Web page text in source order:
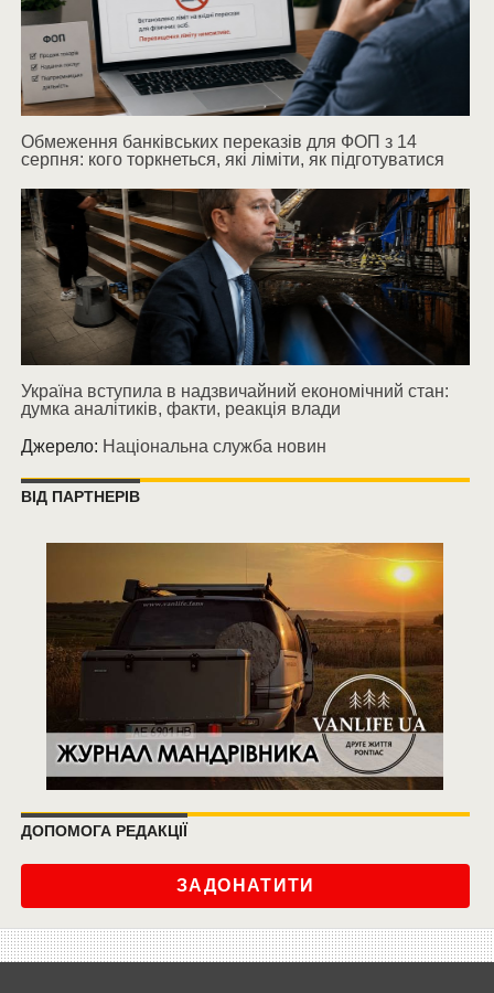
Обмеження банківських переказів для ФОП з 14
серпня: кого торкнеться, які ліміти, як підготуватися
Україна вступила в надзвичайний економічний стан:
думка аналітиків, факти, реакція влади
Джерело: Національна служба новин
ВІД ПАРТНЕРІВ
ДОПОМОГА РЕДАКЦІЇ
ЗАДОНАТИТИ